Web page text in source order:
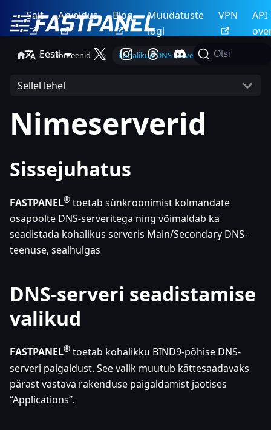
Sait Arveldus Blog
Muudatuste
logi
VPN
API
Eesti
Otsi
Domeenid Kohalikud DNS-serverid
Sellel lehel
Nimeserverid
Sissejuhatus
FASTPANEL® toetab sünkroonimist kolmandate
osapoolte DNS-serveritega ning võimaldab ka
seadistada kohalikus serveris Main/Secondary DNS-
teenuse, sealhulgas
DNS-serveri seadistamise
valikud
FASTPANEL® toetab kohalikku BIND9-põhise DNS-
serveri paigaldust. See valik muutub kättesaadavaks
pärast vastava rakenduse paigaldamist jaotises
“Applications”.